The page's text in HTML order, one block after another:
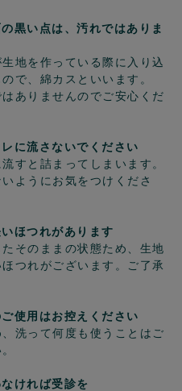
黒い点は、汚れではありま
地を作っている際に入り込
で、綿カスといいます。
ありませんのでご安心くだ
に流さないでください
すと詰まってしまいます。
ようにお気をつけくださ
ほつれがあります
そのままの状態ため、生地
つれがございます。ご了承
使用はお控えください
洗って何度も使うことはご
ければ受診を